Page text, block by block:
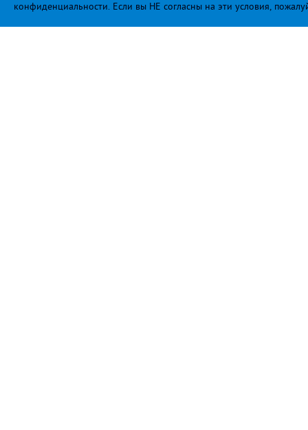
конфиденциальности. Если вы НЕ согласны на эти условия,